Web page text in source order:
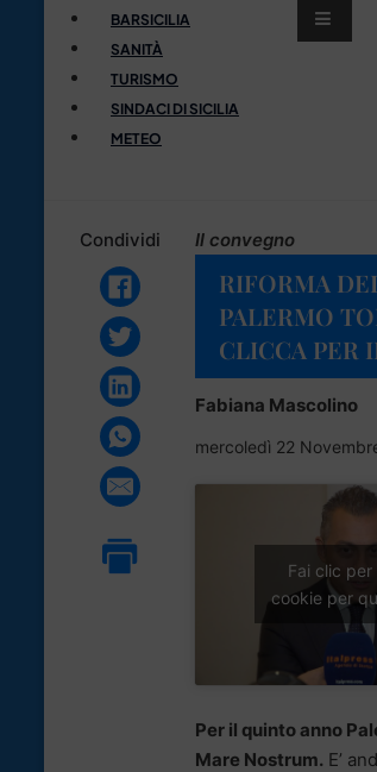
BARSICILIA
SANITÀ
TURISMO
SINDACI DI SICILIA
METEO
Condividi Il convegno
RIFORMA
PALERMO
CLICCA PER
Fabiana Mascolino
mercoledì 22
Fai clic
cookie per
Per il quinto anno
Mare Nostrum. E’